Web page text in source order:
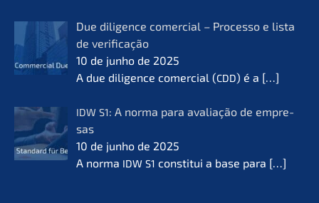
Due diligence comer­cial – Proces­so e lista
de verifi­ca­ção
10 de junho de 2025
A due diligence comer­cial (CDD) é a […]
IDW S1: A norma para avalia­ção de empre­
sas
10 de junho de 2025
A norma IDW S1 consti­tui a base para […]